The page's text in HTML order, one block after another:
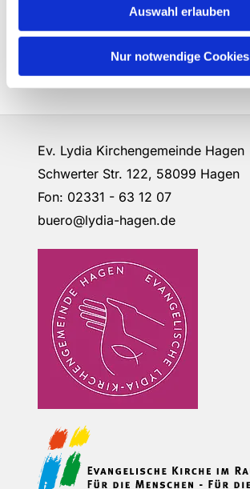
Auswahl erlauben
Nur notwendige Cookies
Ev. Lydia Kirchengemeinde Hagen
Schwerter Str. 122, 58099 Hagen
Fon: 02331 - 63 12 07
buero@lydia-hagen.de